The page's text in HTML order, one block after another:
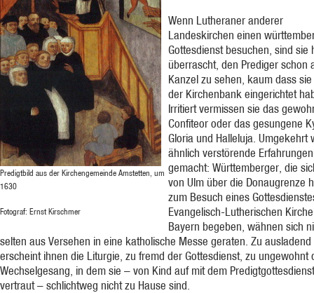
Predigtbild aus der Kirchengemeinde Amstetten, um
1630
Fotograf: Ernst Kirschmer
Wenn Lutheraner anderer
Landeskirchen einen
Gottesdienst besuchen, sind sie
überrascht, den Prediger schon
Kanzel zu sehen, kaum dass
der Kirchenbank eingerichtet
Irritiert vermissen sie das
Confiteor oder das gesungene
Gloria und Halleluja. Umgekehrt
ähnlich verstörende Erfahrungen
gemacht: Württemberger, die
von Ulm über die Donaugrenze
zum Besuch eines
Evangelisch-Lutherischen
Bayern begeben, wähnen sich
selten aus Versehen in eine katholische Messe geraten. Zu ausladend
erscheint ihnen die Liturgie, zu fremd der Gottesdienst, zu ungewohnt
Wechselgesang, in dem sie – von Kind auf mit dem Predigtgottesdienst
vertraut – schlichtweg nicht zu Hause sind.